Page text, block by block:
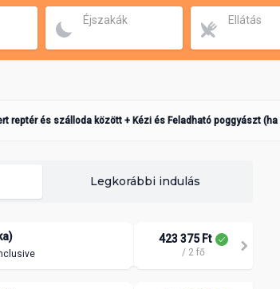
Éjszakák Ellátás
és szálloda között + Kézi és Feladható poggyászt
Legkorábbi indulás
423 375 Ft
/ 2 fő